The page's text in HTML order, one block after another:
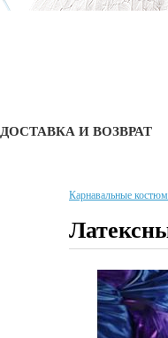
ДОСТАВКА И ВОЗВРАТ
Карнавальные